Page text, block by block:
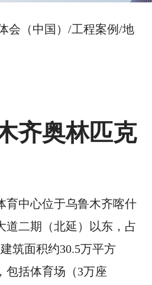
会（中国）/工程案例/地
齐奥林匹克
育中心位于乌鲁木齐喀什
道二期（北延）以东，占
筑面积约30.5万平方
包括体育场（3万座